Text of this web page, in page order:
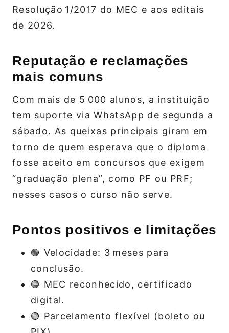
Resolução 1/2017 do MEC e aos editais
de 2026.
Reputação e reclamações
mais comuns
Com mais de 5 000 alunos, a instituição
tem suporte via WhatsApp de segunda a
sábado. As queixas principais giram em
torno de quem esperava que o diploma
fosse aceito em concursos que exigem
“graduação plena”, como PF ou PRF;
nesses casos o curso não serve.
Pontos positivos e limitações
🟢 Velocidade: 3 meses para
conclusão.
🟢 MEC reconhecido, certificado
digital.
🟢 Parcelamento flexível (boleto ou